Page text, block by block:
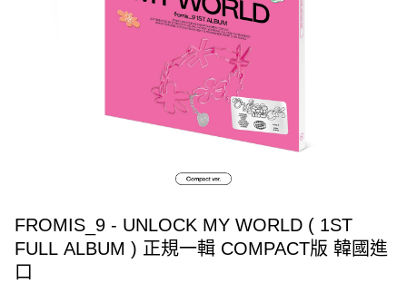
FROMIS_9 - UNLOCK MY WORLD ( 1ST
FULL ALBUM ) 正規一輯 COMPACT版 韓國進
口